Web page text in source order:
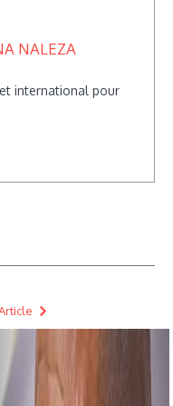
NALEZA
international pour